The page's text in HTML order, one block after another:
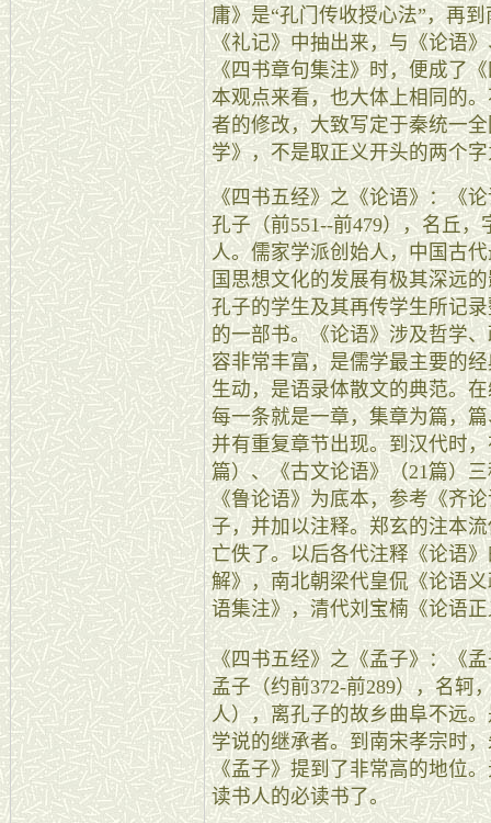
庸》是“孔门传收授心法”，再
《礼记》中抽出来，与《论语
《四书章句集注》时，便成了
本观点来看，也大体上相同的
者的修改，大致写定于秦统一
学》，不是取正义开头的两个
《四书五经》之《论语》：《
孔子（前551--前479），名丘
人。儒家学派创始人，中国古
国思想文化的发展有极其深远
孔子的学生及其再传学生所记
的一部书。《论语》涉及哲学
容非常丰富，是儒学最主要的
生动，是语录体散文的典范。
每一条就是一章，集章为篇，
并有重复章节出现。到汉代时
篇）、《古文论语》（21篇）
《鲁论语》为底本，参考《齐
子，并加以注释。郑玄的注本
亡佚了。以后各代注释《论语
解》，南北朝梁代皇侃《论语
语集注》，清代刘宝楠《论语
《四书五经》之《孟子》：《
孟子（约前372-前289），名轲
人），离孔子的故乡曲阜不远
学说的继承者。到南宋孝宗时
《孟子》提到了非常高的地位
读书人的必读书了。